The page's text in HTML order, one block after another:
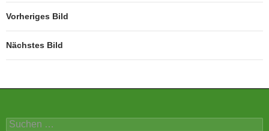
Vorheriges Bild
Nächstes Bild
Suchen